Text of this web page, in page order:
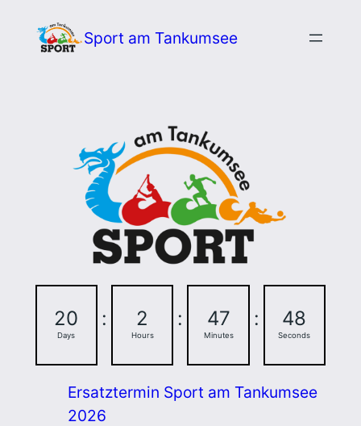
Inhalt
Sport am Tankumsee
20
Days
: 2
Hours
: 47
Minutes
: 47
Seconds
Ersatztermin Sport am Tankumsee
2026